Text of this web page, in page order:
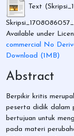
Text
Available under
commercial No
Download (1MB)
Abstract
Berpikir kritis
peserta didik dalam
bertujuan untuk
pada materi